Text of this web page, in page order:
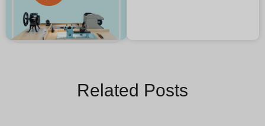
Related Posts